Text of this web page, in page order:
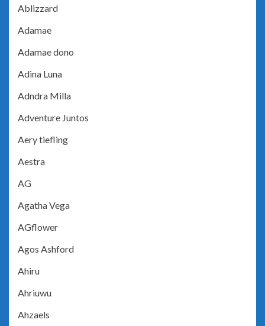
Ablizzard
Adamae
Adamae dono
Adina Luna
Adndra Milla
Adventure Juntos
Aery tiefling
Aestra
AG
Agatha Vega
AGflower
Agos Ashford
Ahiru
Ahriuwu
Ahzaels